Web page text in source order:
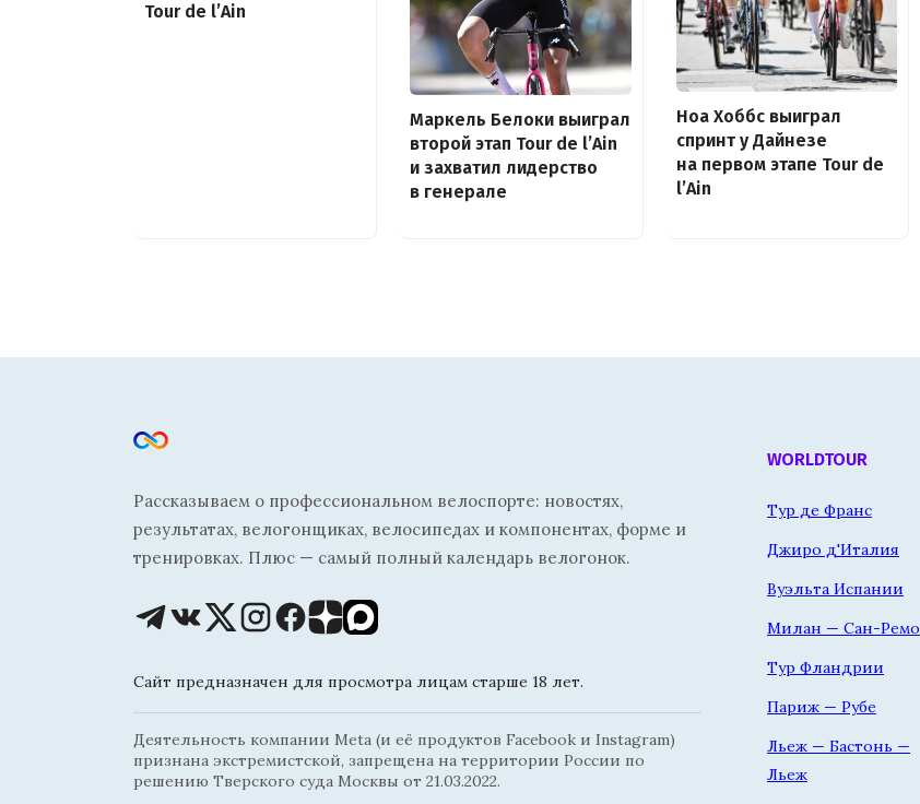
Tour de l’Ain
Маркель Белоки выиграл
второй этап Tour de l’Ain
и захватил лидерство
в генерале
Ноа Хоббс выиграл
спринт у Дайнезе
на первом этапе Tour de
l’Ain
Рассказываем о профессиональном велоспорте: новостях,
результатах, велогонщиках, велосипедах и компонентах, форме и
тренировках. Плюс — самый полный календарь велогонок.
Сайт предназначен для просмотра лицам старше 18 лет.
Деятельность компании Meta (и её продуктов Facebook и Instagram)
признана экстремистской, запрещена на территории России по
решению Тверского суда Москвы от 21.03.2022.
WORLDTOUR
Тур де Франс
Джиро д'Италия
Вуэльта Испании
Милан — Сан-Ремо
Тур Фландрии
Париж — Рубе
Льеж — Бастонь —
Льеж